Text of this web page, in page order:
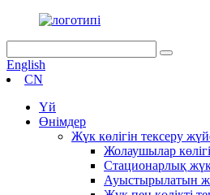
English
CN
Үй
Өнімдер
Жүк көлігін тексеру
Жолаушылар
Стационарлық
Ауыстырылатын